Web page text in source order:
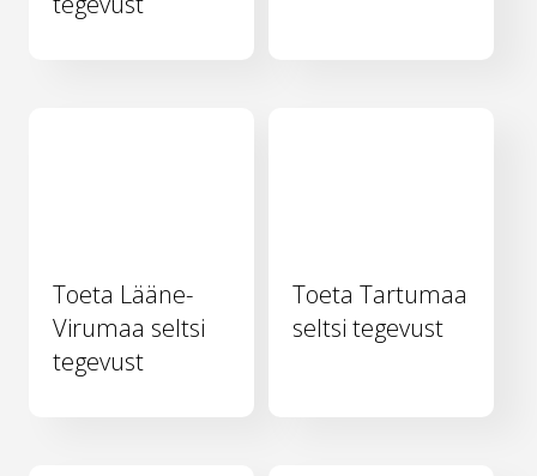
Toeta Lääne-
Virumaa seltsi
tegevust
Toeta Tartumaa
seltsi tegevust